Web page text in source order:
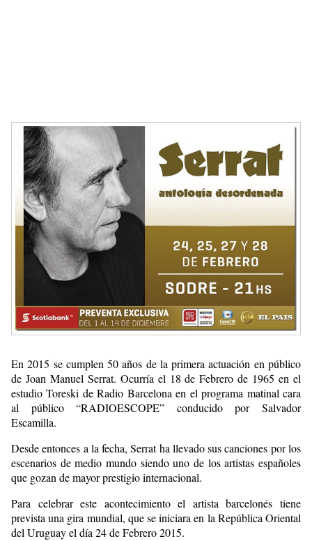
En 2015 se cumplen 50 años de la primera actuación en público
de Joan Manuel Serrat. Ocurría el 18 de Febrero de 1965 en el
estudio Toreski de Radio Barcelona en el programa matinal cara
al público “RADIOESCOPE” conducido por Salvador
Escamilla.
Desde entonces a la fecha, Serrat ha llevado sus canciones por los
escenarios de medio mundo siendo uno de los artistas españoles
que gozan de mayor prestigio internacional.
Para celebrar este acontecimiento el artista barcelonés tiene
prevista una gira mundial, que se iniciara en la República Oriental
del Uruguay el día 24 de Febrero 2015.